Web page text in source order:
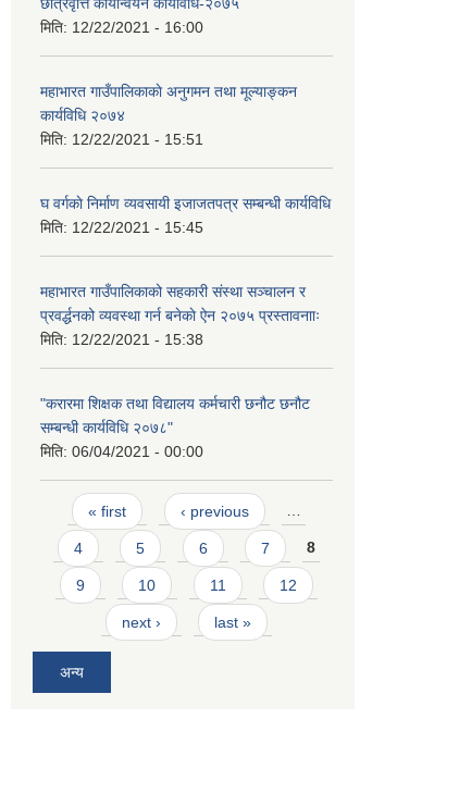
मिति: 12/22/2021 - 16:00
महाभारत गाउँपालिकाकाे अनुगमन तथा मूल्याङ्कन
कार्यविधि ‍‍२०७४
मिति: 12/22/2021 - 15:51
घ वर्गकाे निर्माण व्यवसायी इजाजतपत्र सम्बन्धी कार्यविधि
मिति: 12/22/2021 - 15:45
महाभारत गाउँपालिकाको सहकारी संस्था सञ्चालन र
प्रवर्द्धनको व्यवस्था गर्न बनेकाे ऐन २०७५ प्रस्तावनााः
मिति: 12/22/2021 - 15:38
"करारमा शिक्षक तथा विद्यालय कर्मचारी छनौट छनौट
सम्बन्धी कार्यविधि २०७८"
मिति: 06/04/2021 - 00:00
Pages
« first ‹ previous …
4 5 6 7 8
9 10 11 12
next › last »
अन्य